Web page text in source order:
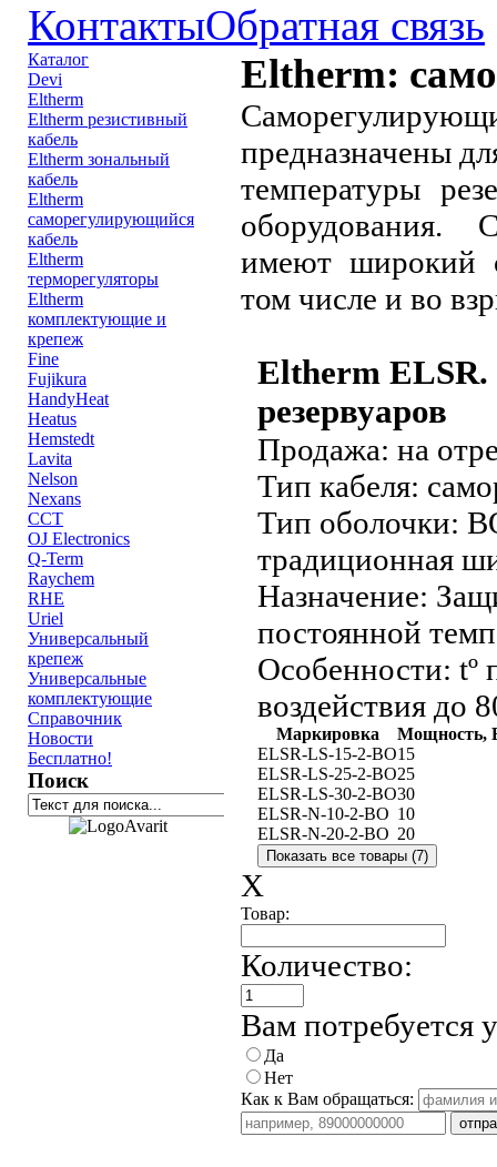
КонтактыОбратная связь
Eltherm:
предназначены
температуры
оборудования.
имеют широкий
том числе и во
Eltherm ELSR.
резервуаров
Продажа: на
Тип кабеля:
Тип оболочки:
традиционная
Назначение:
постоянной
Особенности: tº
воздействия до
Маркировка
Мощность,
ELSR-LS-15-2-BO15
ELSR-LS-25-2-BO25
ELSR-LS-30-2-BO30
ELSR-N-10-2-BO 10
ELSR-N-20-2-BO 20
X
Товар:
Количество:
Вам потребуется
Да
Нет
Как к Вам обращаться:
Каталог
Devi
Eltherm
Eltherm резистивный
кабель
Eltherm зональный
кабель
Eltherm
саморегулирующийся
кабель
Eltherm
терморегуляторы
Eltherm
комплектующие и
крепеж
Fine
Fujikura
HandyHeat
Heatus
Hemstedt
Lavita
Nelson
Nexans
ССТ
OJ Electronics
Q-Term
Raychem
RHE
Uriel
Универсальный
крепеж
Универсальные
комплектующие
Справочник
Новости
Бесплатно!
Поиск